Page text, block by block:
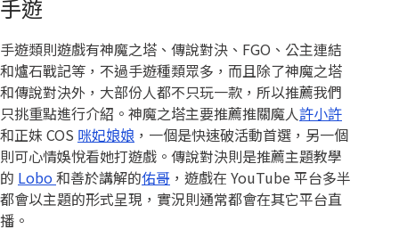
手遊
手遊類則遊戲有神魔之塔、傳說對決、FGO、公主連結
和爐石戰記等，不過手遊種類眾多，而且除了神魔之塔
和傳說對決外，大部份人都不只玩一款，所以推薦我們
只挑重點進行介紹。神魔之塔主要推薦推關魔人許小許
和正妹 COS 咪妃娘娘 ，一個是快速破活動首選，另一個
則可心情娛悅看她打遊戲。傳說對決則是推薦主題教學
的 Lobo和善於講解的佑哥 ，遊戲在 YouTube 平台多半
都會以主題的形式呈現，實況則通常都會在其它平台直
播。